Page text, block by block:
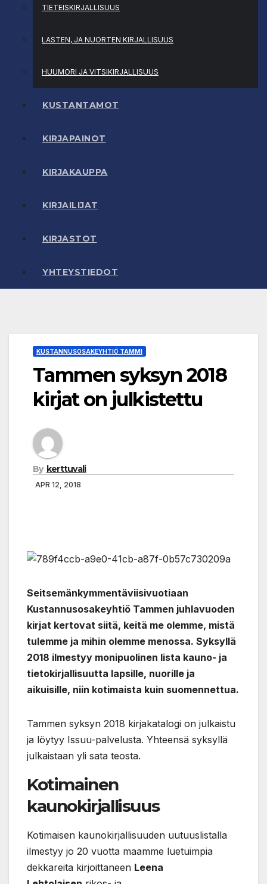
TIETEISKIRJALLISUUS
LASTEN, JA NUORTEN KIRJALLISUUS
HUUMORI JA VITSIKIRJALLISUUS
KUSTANTAMOT
KIRJAPAINOT
KIRJAKAUPPA
KIRJAILIJAT
KIRJASTOT
YHTEYSTIEDOT
KUSTANNUSOSAKEYHTIÖ TAMMI
Tammen syksyn 2018
kirjat on julkistettu
By kerttuvali
APR 12, 2018
Seitsemänkymmentäviisivuotiaan
Kustannusosakeyhtiö Tammen juhlavuoden
kirjat kertovat siitä, keitä me olemme, mistä
tulemme ja mihin olemme menossa. Syksyllä
2018 ilmestyy monipuolinen lista kauno- ja
tietokirjallisuutta lapsille, nuorille ja
aikuisille, niin kotimaista kuin suomennettua.
Tammen syksyn 2018 kirjakatalogi on julkaistu
ja löytyy Issuu-palvelusta. Yhteensä syksyllä
julkaistaan yli sata teosta.
Kotimainen
kaunokirjallisuus
Kotimaisen kaunokirjallisuuden uutuuslistalla
ilmestyy jo 20 vuotta maamme luetuimpia
dekkareita kirjoittaneen Leena